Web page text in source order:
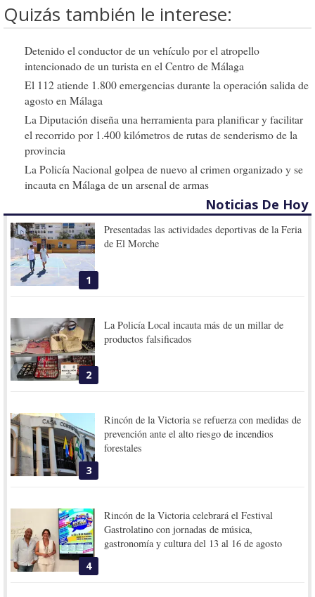
Quizás también le interese:
Detenido el conductor de un vehículo por el atropello
intencionado de un turista en el Centro de Málaga
El 112 atiende 1.800 emergencias durante la operación salida de
agosto en Málaga
La Diputación diseña una herramienta para planificar y facilitar
el recorrido por 1.400 kilómetros de rutas de senderismo de la
provincia
La Policía Nacional golpea de nuevo al crimen organizado y se
incauta en Málaga de un arsenal de armas
Noticias De Hoy
1
Presentadas las actividades deportivas de la Feria
de El Morche
2
La Policía Local incauta más de un millar de
productos falsificados
3
Rincón de la Victoria se refuerza con medidas de
prevención ante el alto riesgo de incendios
forestales
4
Rincón de la Victoria celebrará el Festival
Gastrolatino con jornadas de música,
gastronomía y cultura del 13 al 16 de agosto